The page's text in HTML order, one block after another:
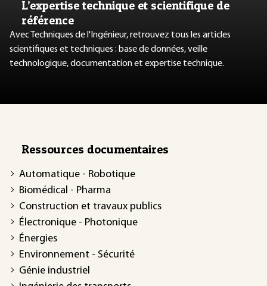
L’expertise technique et scientifique de
référence
Avec Techniques de l'Ingénieur, retrouvez tous les articles
scientifiques et techniques : base de données, veille
technologique, documentation et expertise technique.
Ressources documentaires
Automatique - Robotique
Biomédical - Pharma
Construction et travaux publics
Électronique - Photonique
Énergies
Environnement - Sécurité
Génie industriel